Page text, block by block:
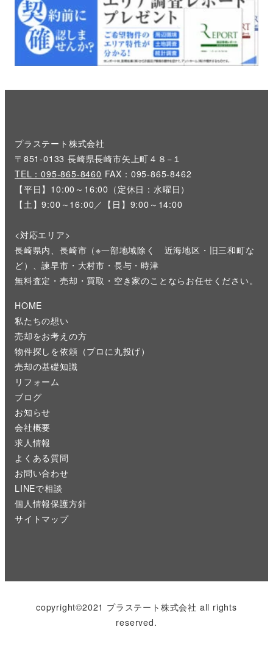
プラステート株式会社
〒851-0133 長崎県長崎市矢上町４８−１
TEL：095-865-8460 FAX：095-865-8462
【平日】10:00～16:00（定休日：水曜日）
【土】9:00～16:00／【日】9:00～14:00
<対応エリア>
長崎県内、長崎市（※一部地域除く 近海地区・旧三和町な
ど）、諫早市・大村市・長与・時津
無料査定・売却・買取・空き家のことならお任せください。
HOME
私たちの想い
売却をお考えの方
物件探しを依頼（プロに丸投げ）
売却の基礎知識
リフォーム
ブログ
お知らせ
会社概要
求人情報
よくある質問
お問い合わせ
LINEで相談
個人情報保護方針
サイトマップ
copyright©2021 プラステート株式会社 all rights
reserved.